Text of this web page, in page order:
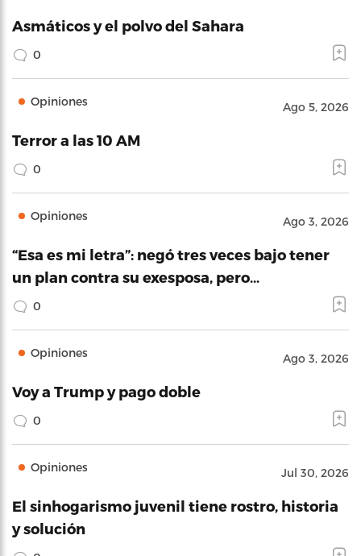
Asmáticos y el polvo del Sahara
0
Opiniones Ago 5, 2026
Terror a las 10 AM
0
Opiniones Ago 3, 2026
“Esa es mi letra”: negó tres veces bajo tener
un plan contra su exesposa, pero…
0
Opiniones Ago 3, 2026
Voy a Trump y pago doble
0
Opiniones Jul 30, 2026
El sinhogarismo juvenil tiene rostro, historia
y solución